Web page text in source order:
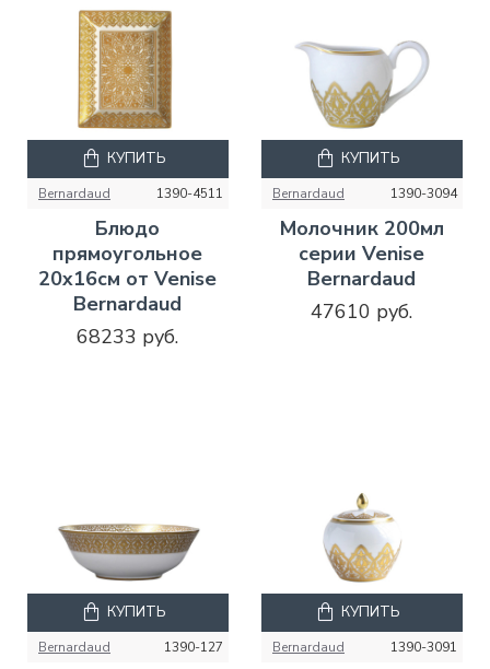
Bernardaud 1390-4511
Блюдо
прямоугольное
20x16см от Venise
Bernardaud
68233 руб.
КУПИТЬ
Bernardaud 1390-3094
Молочник 200мл
серии Venise
Bernardaud
47610 руб.
КУПИТЬ
Bernardaud 1390-127
КУПИТЬ
Bernardaud 1390-3091
КУПИТЬ